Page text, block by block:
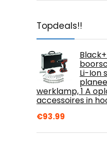
Topdeals!!
Li-Ion
werklamp, 1 A
accessoires in
€93.99